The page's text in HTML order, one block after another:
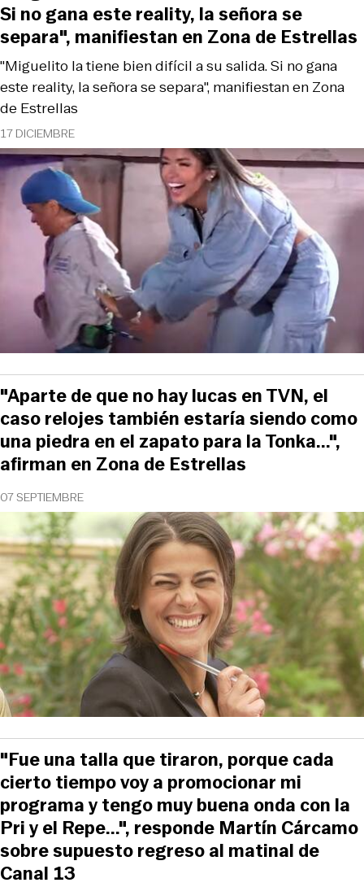
17 DICIEMBRE
"Miguelito la tiene bien difícil a su salida. Si no gana
este reality, la señora se separa", manifiestan en Zona
de Estrellas
Si no gana este reality, la señora se
separa", manifiestan en Zona de Estrellas
07 SEPTIEMBRE
"Aparte de que no hay lucas en TVN, el
caso relojes también estaría siendo como
una piedra en el zapato para la Tonka...",
afirman en Zona de Estrellas
"Fue una talla que tiraron, porque cada
cierto tiempo voy a promocionar mi
programa y tengo muy buena onda con la
Pri y el Repe...", responde Martín Cárcamo
sobre supuesto regreso al matinal de
Canal 13